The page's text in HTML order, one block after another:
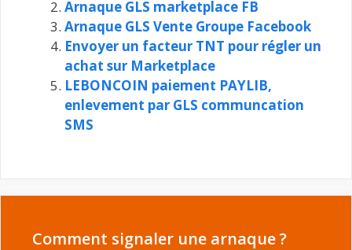
Arnaque GLS marketplace FB
Arnaque GLS Vente Groupe Facebook
Envoyer un facteur TNT pour régler un
achat sur Marketplace
LEBONCOIN paiement PAYLIB,
enlevement par GLS communcation
SMS
Comment signaler une arnaque ?